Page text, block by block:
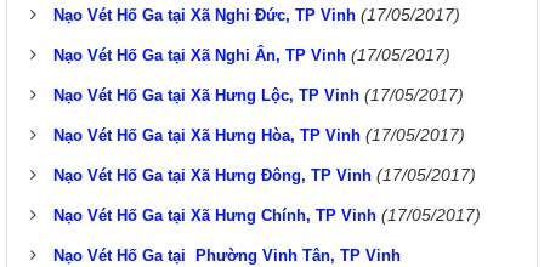
Nạo Vét Hố Ga tại Xã Nghi Đức, TP Vinh (17/05/2017)
Nạo Vét Hố Ga tại Xã Nghi Ân, TP Vinh (17/05/2017)
Nạo Vét Hố Ga tại Xã Hưng Lộc, TP Vinh (17/05/2017)
Nạo Vét Hố Ga tại Xã Hưng Hòa, TP Vinh (17/05/2017)
Nạo Vét Hố Ga tại Xã Hưng Đông, TP Vinh (17/05/2017)
Nạo Vét Hố Ga tại Xã Hưng Chính, TP Vinh (17/05/2017)
Nạo Vét Hố Ga tại Phường Vinh Tân, TP Vinh